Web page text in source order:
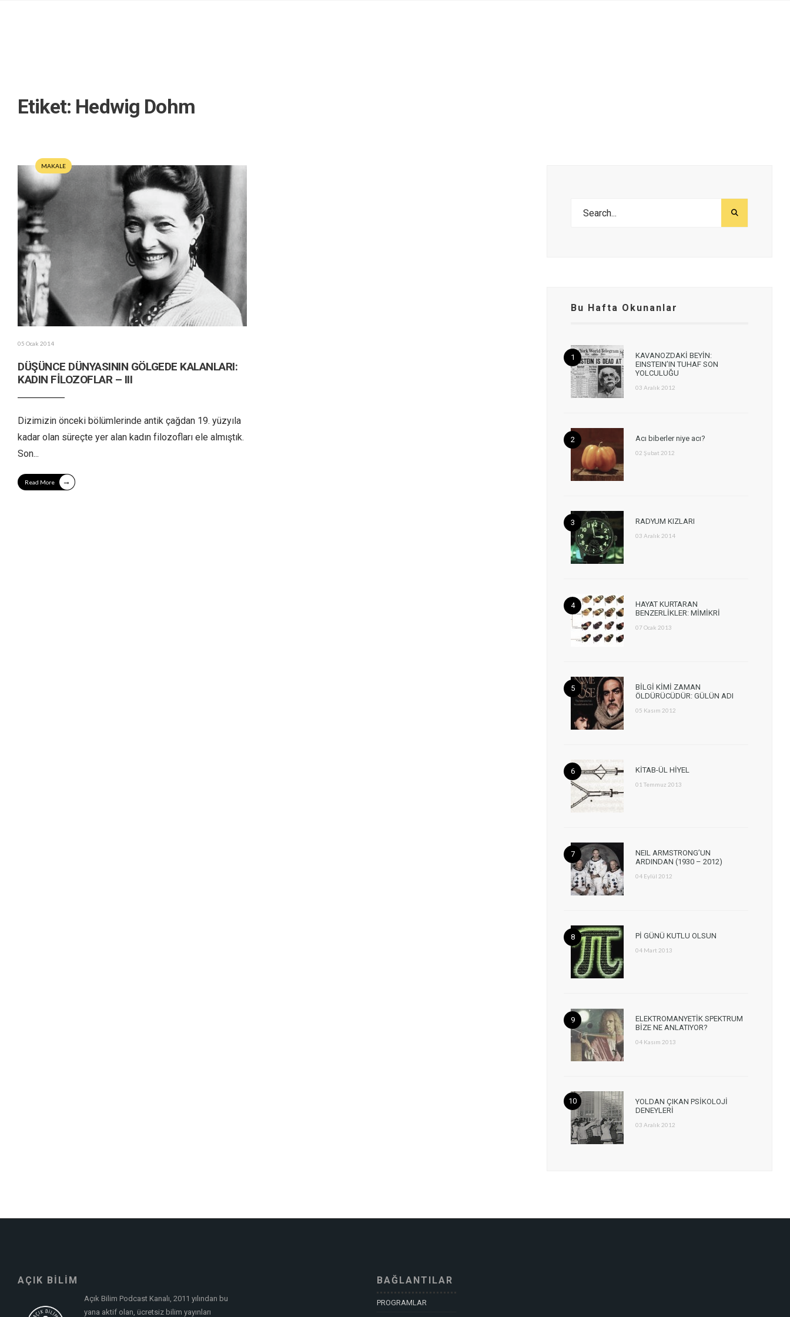
Etiket: Hedwig Dohm
MAKALE
05 Ocak 2014
DÜŞÜNCE DÜNYASININ GÖLGEDE KALANLARI:
KADIN FİLOZOFLAR – III
Dizimizin önceki bölümlerinde antik çağdan 19. yüzyıla
kadar olan süreçte yer alan kadın filozofları ele almıştık.
Son...
Read More →
Bu Hafta Okunanlar
KAVANOZDAKİ BEYİN:
EINSTEIN’IN TUHAF SON
YOLCULUĞU
03 Aralık 2012
Acı biberler niye acı?
02 Şubat 2012
RADYUM KIZLARI
03 Aralık 2014
HAYAT KURTARAN
BENZERLİKLER: MİMİKRİ
07 Ocak 2013
BİLGİ KİMİ ZAMAN
ÖLDÜRÜCÜDÜR: GÜLÜN ADI
05 Kasım 2012
KİTAB-ÜL HİYEL
01 Temmuz 2013
NEIL ARMSTRONG’UN
ARDINDAN (1930 – 2012)
04 Eylül 2012
Pİ GÜNÜ KUTLU OLSUN
04 Mart 2013
ELEKTROMANYETİK SPEKTRUM
BİZE NE ANLATIYOR?
04 Kasım 2013
YOLDAN ÇIKAN PSİKOLOJİ
DENEYLERİ
03 Aralık 2012
AÇIK BİLİM
Açık Bilim Podcast Kanalı, 2011 yılından bu
yana aktif olan, ücretsiz bilim yayınları
BAĞLANTILAR
PROGRAMLAR